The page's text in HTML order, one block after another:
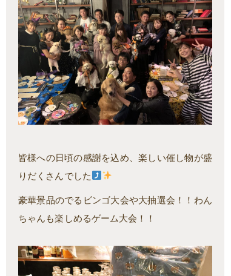
皆様への日頃の感謝を込め、楽しい催し物が盛
りだくさんでした
豪華景品のでるビンゴ大会や大抽選会！！わん
ちゃんも楽しめるゲーム大会！！